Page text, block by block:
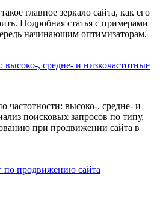
главное зеркало сайта, как его
Подробная статья с примерами
начинающим оптимизаторам.
, средне- и низкочастотные
частотности: высоко-, средне- и
поисковых запросов по типу,
при продвижении сайта в
по продвижению сайта